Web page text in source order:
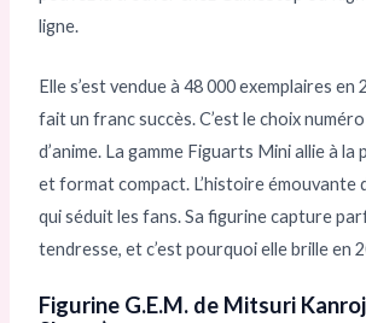
ligne.
Elle s’est vendue à 48 000 exemplaires en
fait un franc succès. C’est le choix
d’anime. La gamme Figuarts Mini allie à
et format compact. L’histoire émouvante
qui séduit les fans. Sa figurine capture
tendresse, et c’est pourquoi elle brille en
Figurine G.E.M. de Mitsuri